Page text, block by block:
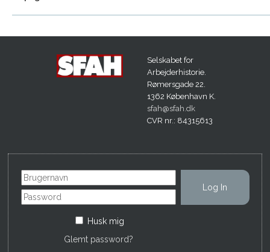
Selskabet for
Arbejderhistorie.
Rømersgade 22.
1362 København K.
sfah@sfah.dk
CVR nr.: 84315613
Husk mig
Glemt password?